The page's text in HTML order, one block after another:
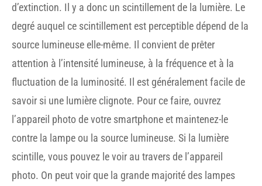
d’extinction. Il y a donc un scintillement de la lumière. Le
degré auquel ce scintillement est perceptible dépend de la
source lumineuse elle-même. Il convient de prêter
attention à l’intensité lumineuse, à la fréquence et à la
fluctuation de la luminosité. Il est généralement facile de
savoir si une lumière clignote. Pour ce faire, ouvrez
l’appareil photo de votre smartphone et maintenez-le
contre la lampe ou la source lumineuse. Si la lumière
scintille, vous pouvez le voir au travers de l’appareil
photo. On peut voir que la grande majorité des lampes